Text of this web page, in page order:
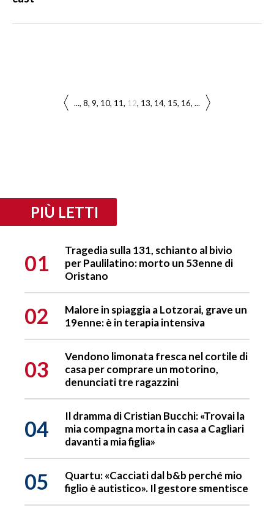
... 8 9 10 11 12 13 14 15 16 ...
PIÙ LETTI
01
Tragedia sulla 131, schianto al bivio
per Paulilatino: morto un 53enne di
Oristano
02
Malore in spiaggia a Lotzorai, grave un
19enne: è in terapia intensiva
03
Vendono limonata fresca nel cortile di
casa per comprare un motorino,
denunciati tre ragazzini
04
Il dramma di Cristian Bucchi: «Trovai la
mia compagna morta in casa a Cagliari
davanti a mia figlia»
05
Quartu: «Cacciati dal b&b perché mio
figlio è autistico». Il gestore smentisce